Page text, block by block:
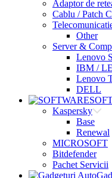
Adaptor de
Cablu / Patch
Other
Server &
Lenovo
IBM /
Lenovo
DELL
Kaspersky
Base
Renewal
MICROSOFT
Bitdefender
Pachet Servicii